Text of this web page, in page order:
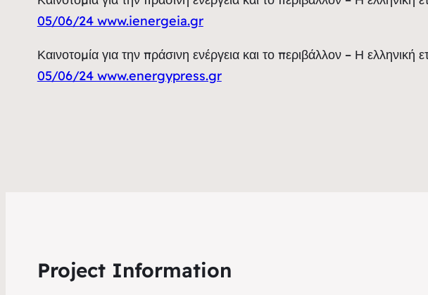
05/06/24 www.ienergeia.gr
Καινοτομία για την πράσινη ενέργεια και το περιβάλλον – Η
05/06/24 www.energypress.gr
Project Information